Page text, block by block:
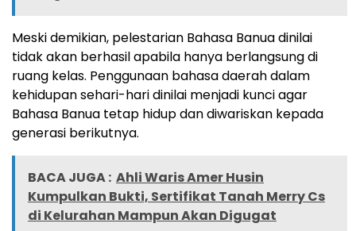
Meski demikian, pelestarian Bahasa Banua dinilai
tidak akan berhasil apabila hanya berlangsung di
ruang kelas. Penggunaan bahasa daerah dalam
kehidupan sehari-hari dinilai menjadi kunci agar
Bahasa Banua tetap hidup dan diwariskan kepada
generasi berikutnya.
BACA JUGA : Ahli Waris Amer Husin
Kumpulkan Bukti, Sertifikat Tanah Merry Cs
di Kelurahan Mampun Akan Digugat